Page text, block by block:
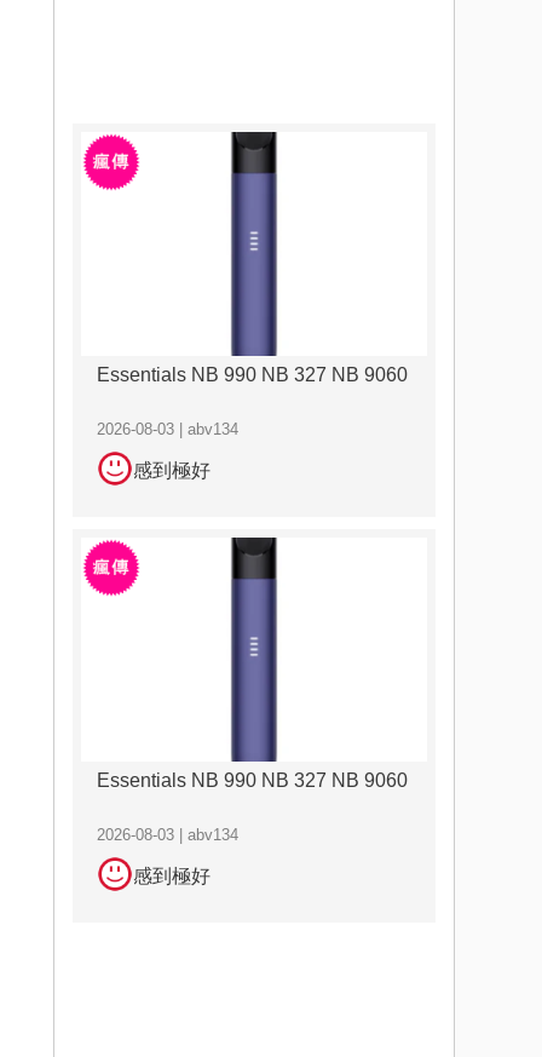
Essentials NB 990 NB 327 NB 9060
2026-08-03 | abv134
感到極好
Essentials NB 990 NB 327 NB 9060
2026-08-03 | abv134
感到極好